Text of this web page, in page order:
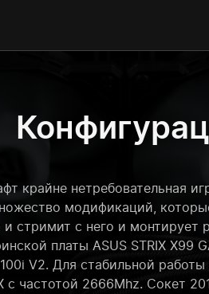
крайне нетребовательная
модификаций,
стримит с него и
платы ASUS STRIX X99
V2. Для стабильной
с частотой 2666Mhz. Сокет